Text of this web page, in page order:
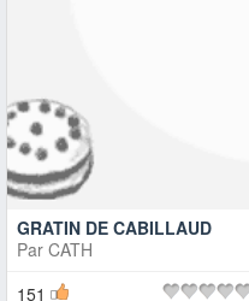
GRATIN DE CABILLAUD
Par CATH
151